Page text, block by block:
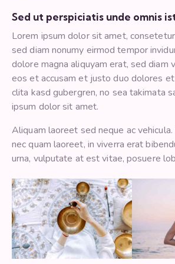
Sed ut perspiciatis unde omnis
Lorem ipsum dolor sit amet,
sed diam nonumy eirmod tempor
dolore magna aliquyam erat, sed diam
eos et accusam et justo duo dolores
clita kasd gubergren, no sea takimata
ipsum dolor sit amet.
Aliquam laoreet sed neque ac vehicula.
nec quam laoreet, in viverra erat
urna, vulputate at est vitae, posuere